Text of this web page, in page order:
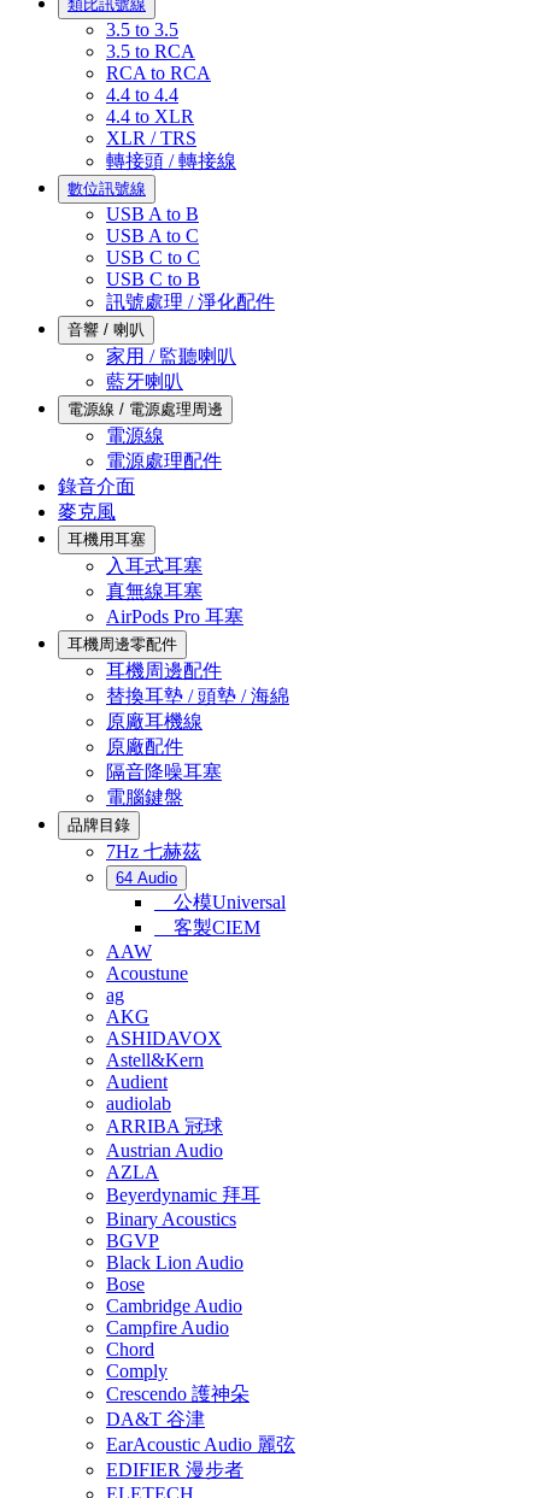
類比訊號線
3.5 to 3.5
3.5 to RCA
RCA to RCA
4.4 to 4.4
4.4 to XLR
XLR / TRS
轉接頭 / 轉接線
數位訊號線
USB A to B
USB A to C
USB C to C
USB C to B
訊號處理 / 淨化配件
音響 / 喇叭
家用 / 監聽喇叭
藍牙喇叭
電源線 / 電源處理周邊
電源線
電源處理配件
錄音介面
麥克風
耳機用耳塞
入耳式耳塞
真無線耳塞
AirPods Pro 耳塞
耳機周邊零配件
耳機周邊配件
替換耳墊 / 頭墊 / 海綿
原廠耳機線
原廠配件
隔音降噪耳塞
電腦鍵盤
品牌目錄
7Hz 七赫茲
64 Audio
公模Universal
客製CIEM
AAW
Acoustune
ag
AKG
ASHIDAVOX
Astell&Kern
Audient
audiolab
ARRIBA 冠球
Austrian Audio
AZLA
Beyerdynamic 拜耳
Binary Acoustics
BGVP
Black Lion Audio
Bose
Cambridge Audio
Campfire Audio
Chord
Comply
Crescendo 護神朵
DA&T 谷津
EarAcoustic Audio 麗弦
EDIFIER 漫步者
ELETECH